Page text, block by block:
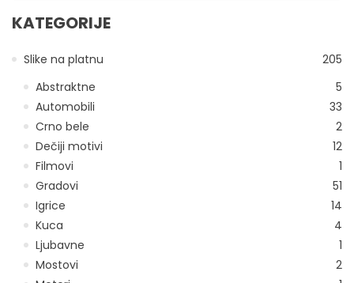
KATEGORIJE
Slike na platnu
205
Abstraktne
5
Automobili
33
Crno bele
2
Dečiji motivi
12
Filmovi
1
Gradovi
51
Igrice
14
Kuca
4
Ljubavne
1
Mostovi
2